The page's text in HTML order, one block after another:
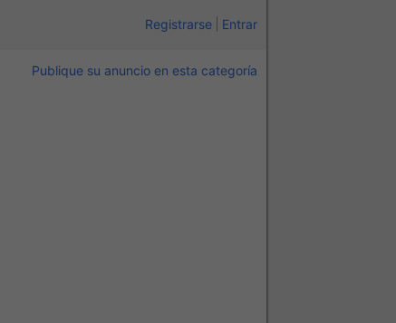
Registrarse Entrar
Publique su anuncio en esta categoría